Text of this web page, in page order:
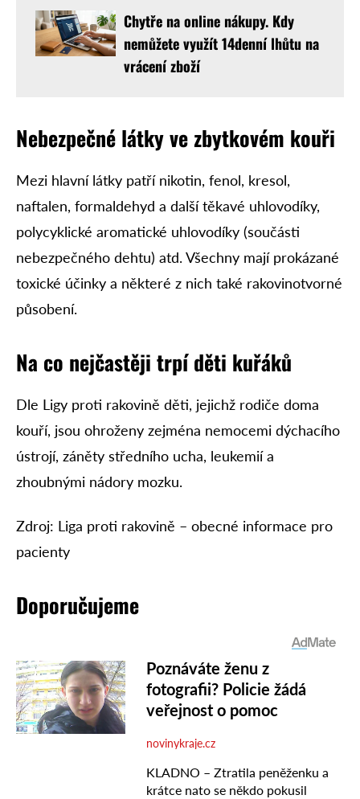
Chytře na online nákupy. Kdy
nemůžete využít 14denní lhůtu na
vrácení zboží
Nebezpečné látky ve zbytkovém kouři
Mezi hlavní látky patří nikotin, fenol, kresol,
naftalen, formaldehyd a další těkavé uhlovodíky,
polycyklické aromatické uhlovodíky (součásti
nebezpečného dehtu) atd. Všechny mají prokázané
toxické účinky a některé z nich také rakovinotvorné
působení.
Na co nejčastěji trpí děti kuřáků
Dle Ligy proti rakovině děti, jejichž rodiče doma
kouří, jsou ohroženy zejména nemocemi dýchacího
ústrojí, záněty středního ucha, leukemií a
zhoubnými nádory mozku.
Zdroj: Liga proti rakovině – obecné informace pro
pacienty
Doporučujeme